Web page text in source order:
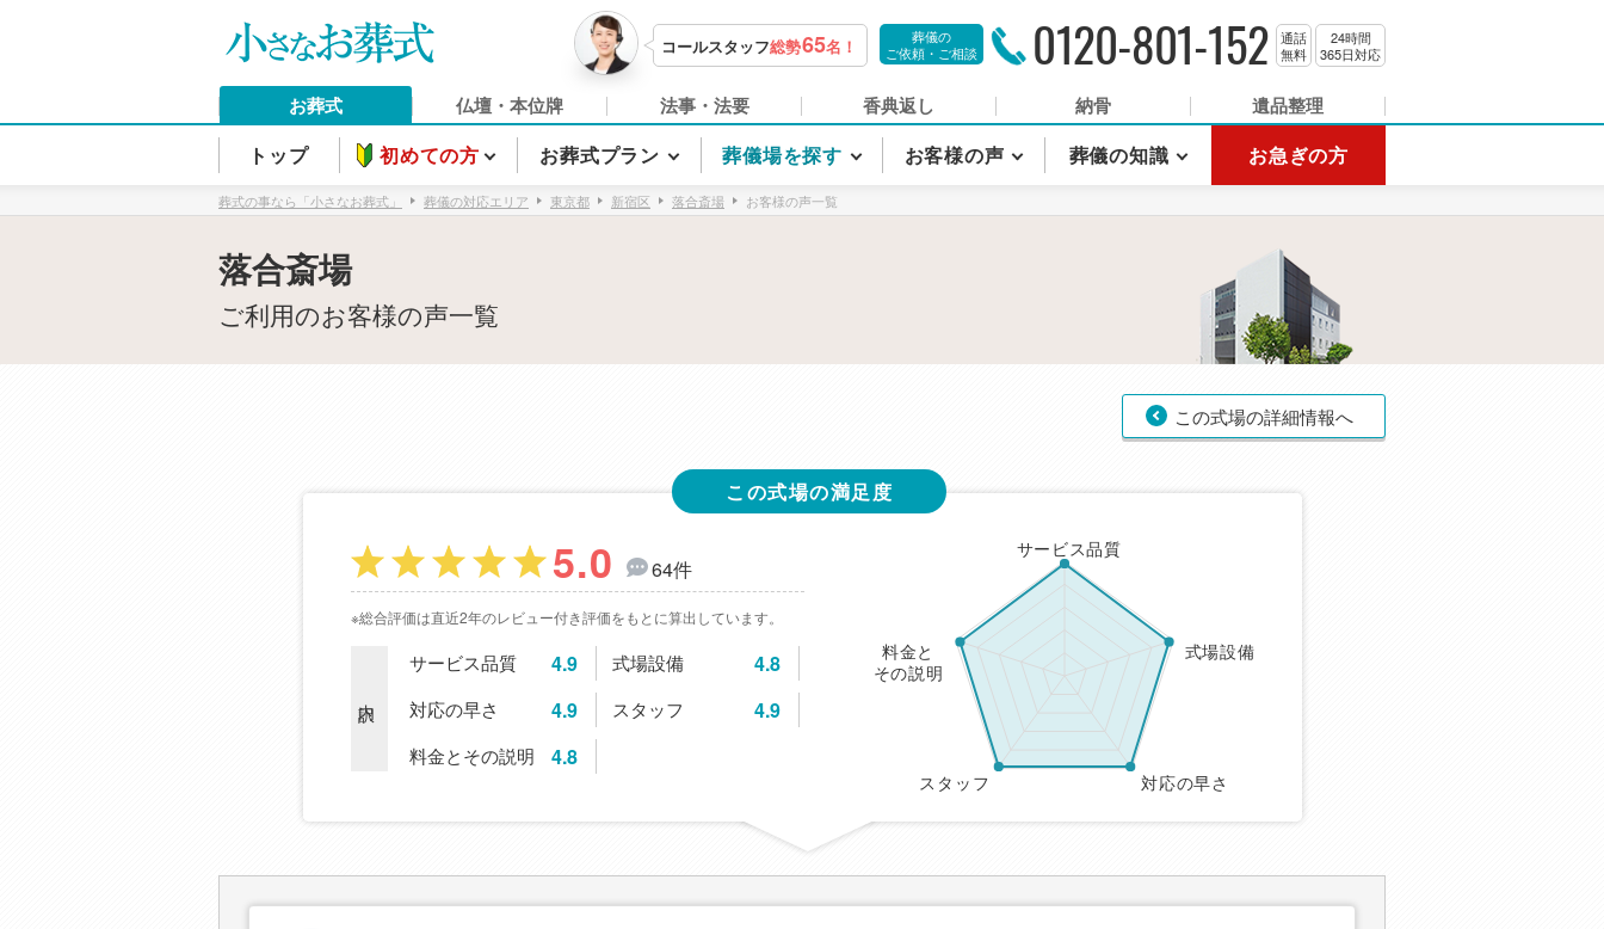
コールスタッフ総勢65名！
葬儀の
ご依頼・ご相談
0120-801-152
通話
無料
24時間
365日対応
お葬式 仏壇・本位牌 法事・法要 香典返し 納骨 遺品整理
トップ 初めての方 お葬式プラン 葬儀場を探す お客様の声 葬儀の知識 お急ぎの方
葬式の事なら「小さなお葬式」 葬儀の対応エリア 東京都 新宿区 落合斎場 お客様の声一覧
落合斎場
ご利用のお客様の声一覧
この式場の詳細情報へ
この式場の満足度
5.0 64件
※総合評価は直近2年のレビュー付き評価をもとに算出しています。
サービス品質 4.9 式場設備 4.8
対応の早さ 4.9 スタッフ 4.9
料金とその説明 4.8
サービス品質
式場設備
対応の早さ
スタッフ
料金と
その説明